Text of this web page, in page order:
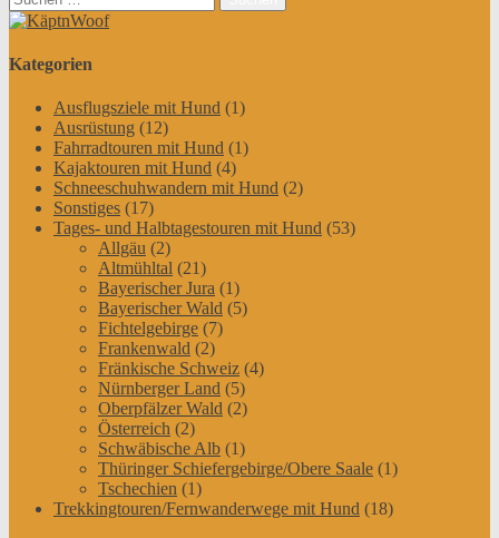
nach:
Kategorien
Ausflugsziele mit Hund (1)
Ausrüstung (12)
Fahrradtouren mit Hund (1)
Kajaktouren mit Hund (4)
Schneeschuhwandern mit Hund (2)
Sonstiges (17)
Tages- und Halbtagestouren mit Hund (53)
Allgäu (2)
Altmühltal (21)
Bayerischer Jura (1)
Bayerischer Wald (5)
Fichtelgebirge (7)
Frankenwald (2)
Fränkische Schweiz (4)
Nürnberger Land (5)
Oberpfälzer Wald (2)
Österreich (2)
Schwäbische Alb (1)
Thüringer Schiefergebirge/Obere Saale (1)
Tschechien (1)
Trekkingtouren/Fernwanderwege mit Hund (18)